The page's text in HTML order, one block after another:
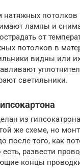
потолков
лампы и
от
потолков в
видны или
светильники.
из
же схеме, но
после того, как
развести
концы